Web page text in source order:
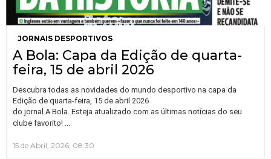
JORNAIS DESPORTIVOS
A Bola: Capa da Edição de quarta-
feira, 15 de abril 2026
Descubra todas as novidades do mundo desportivo na capa da
Edição de quarta-feira, 15 de abril 2026
do jornal A Bola. Esteja atualizado com as últimas notícias do seu
clube favorito! …
15 de Abril, 2026, 08:30